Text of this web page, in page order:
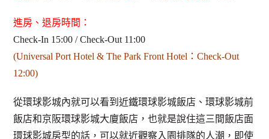
進房、退房時間：
Check-In 15:00 / Check-Out 11:00
(Universal Port Hotel & The Park Front Hotel：Check-Out
12:00)
從環球影城內就可以看到近鐵環球影城飯店、環球影城前
飯店和京阪環球影城大廈飯店，也就是說住這三間飯店面
環球影城房型的話，可以就近觀察入園排隊的人潮，即使